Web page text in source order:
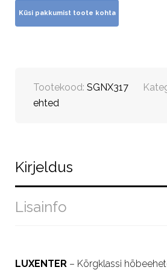
Tootekood: SGNX317
ehted
Kirjeldus
Lisainfo
LUXENTER – Kõrgklassi